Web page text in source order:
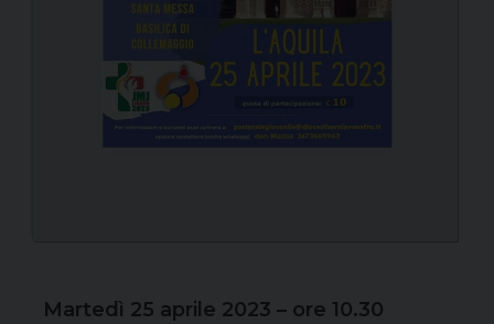
Martedì 25 aprile 2023 – ore 10.30